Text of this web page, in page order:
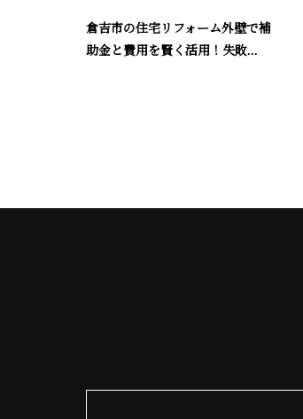
倉吉市の住宅リフォーム外壁で補
助金と費用を賢く活用！失敗...